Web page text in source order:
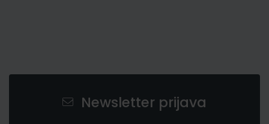
Newsletter prijava